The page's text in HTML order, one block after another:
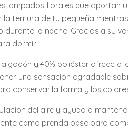
florales que aportan
ternura de tu pequeña
la noche. Gracias a su
dormir.
y 40% poliéster ofrece el
una sensación agradable
conservar la forma y los
del aire y ayuda a
como prenda base para